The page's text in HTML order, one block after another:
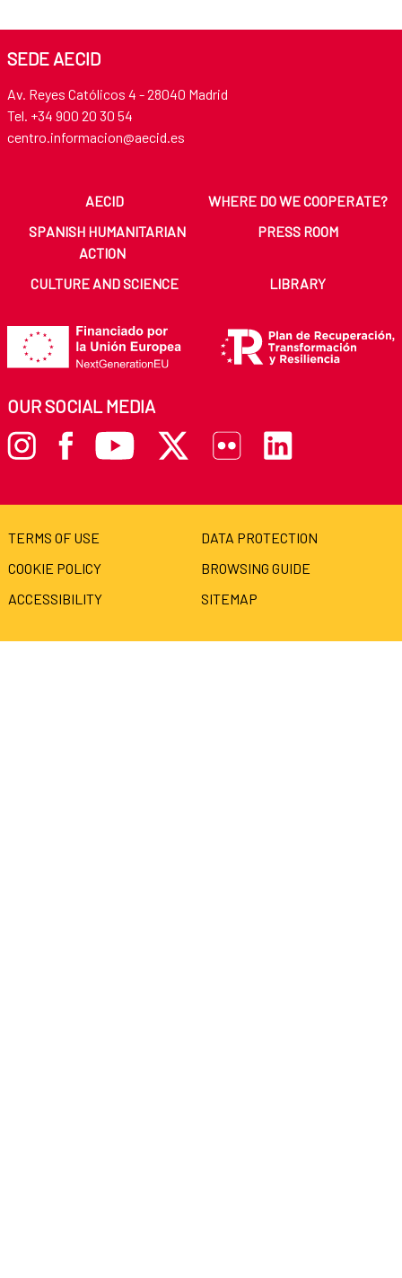
SEDE AECID
Av. Reyes Católicos 4 - 28040 Madrid
Tel. +34 900 20 30 54​​​​​​​
centro.informacion@aecid.es
AECID
WHERE DO WE COOPERATE?
SPANISH HUMANITARIAN
ACTION
PRESS ROOM
CULTURE AND SCIENCE LIBRARY
OUR SOCIAL MEDIA
TERMS OF USE
DATA PROTECTION
COOKIE POLICY
BROWSING GUIDE
ACCESSIBILITY
SITEMAP